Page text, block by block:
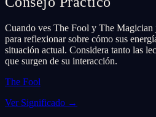
Cuando ves The Fool y The Magician
para reflexionar sobre cómo sus
situación actual. Considera tanto las
que surgen de su interacción.
The Fool
Ver Significado →